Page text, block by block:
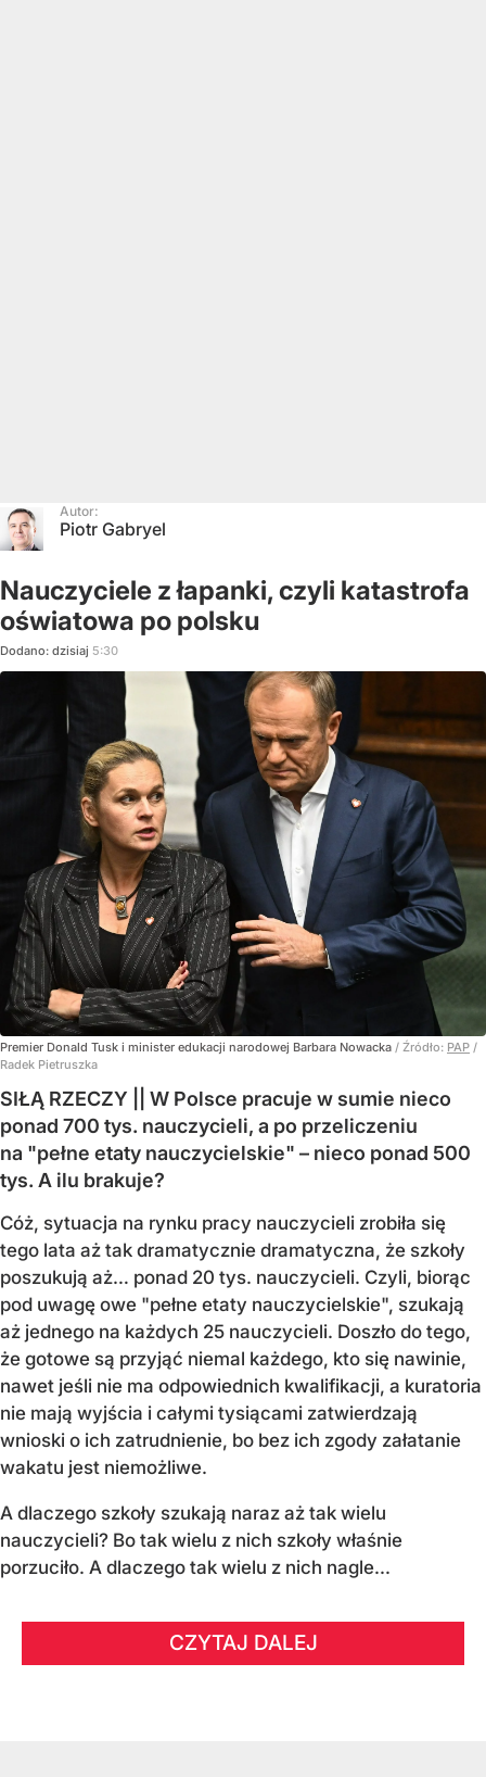
Autor:
Piotr Gabryel
Nauczyciele z łapanki, czyli katastrofa
oświatowa po polsku
Dodano: dzisiaj 5:30
Premier Donald Tusk i minister edukacji narodowej Barbara Nowacka / Źródło: PAP /
Radek Pietruszka
SIŁĄ RZECZY || W Polsce pracuje w sumie nieco
ponad 700 tys. nauczycieli, a po przeliczeniu
na "pełne etaty nauczycielskie" – nieco ponad 500
tys. A ilu brakuje?
Cóż, sytuacja na rynku pracy nauczycieli zrobiła się
tego lata aż tak dramatycznie dramatyczna, że szkoły
poszukują aż… ponad 20 tys. nauczycieli. Czyli, biorąc
pod uwagę owe "pełne etaty nauczycielskie", szukają
aż jednego na każdych 25 nauczycieli. Doszło do tego,
że gotowe są przyjąć niemal każdego, kto się nawinie,
nawet jeśli nie ma odpowiednich kwalifikacji, a kuratoria
nie mają wyjścia i całymi tysiącami zatwierdzają
wnioski o ich zatrudnienie, bo bez ich zgody załatanie
wakatu jest niemożliwe.
A dlaczego szkoły szukają naraz aż tak wielu
nauczycieli? Bo tak wielu z nich szkoły właśnie
porzuciło. A dlaczego tak wielu z nich nagle...
CZYTAJ DALEJ